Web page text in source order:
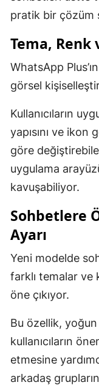
pratik bir çözüm
Tema,
WhatsApp
görsel
Kullanıcıların
yapısını ve
göre
uygulama
kavuşabiliyor.
Sohbetlere
Ayarı
Yeni modelde
farklı temalar ve
öne çıkıyor.
Bu özellik,
kullanıcıların
etmesine
arkadaş